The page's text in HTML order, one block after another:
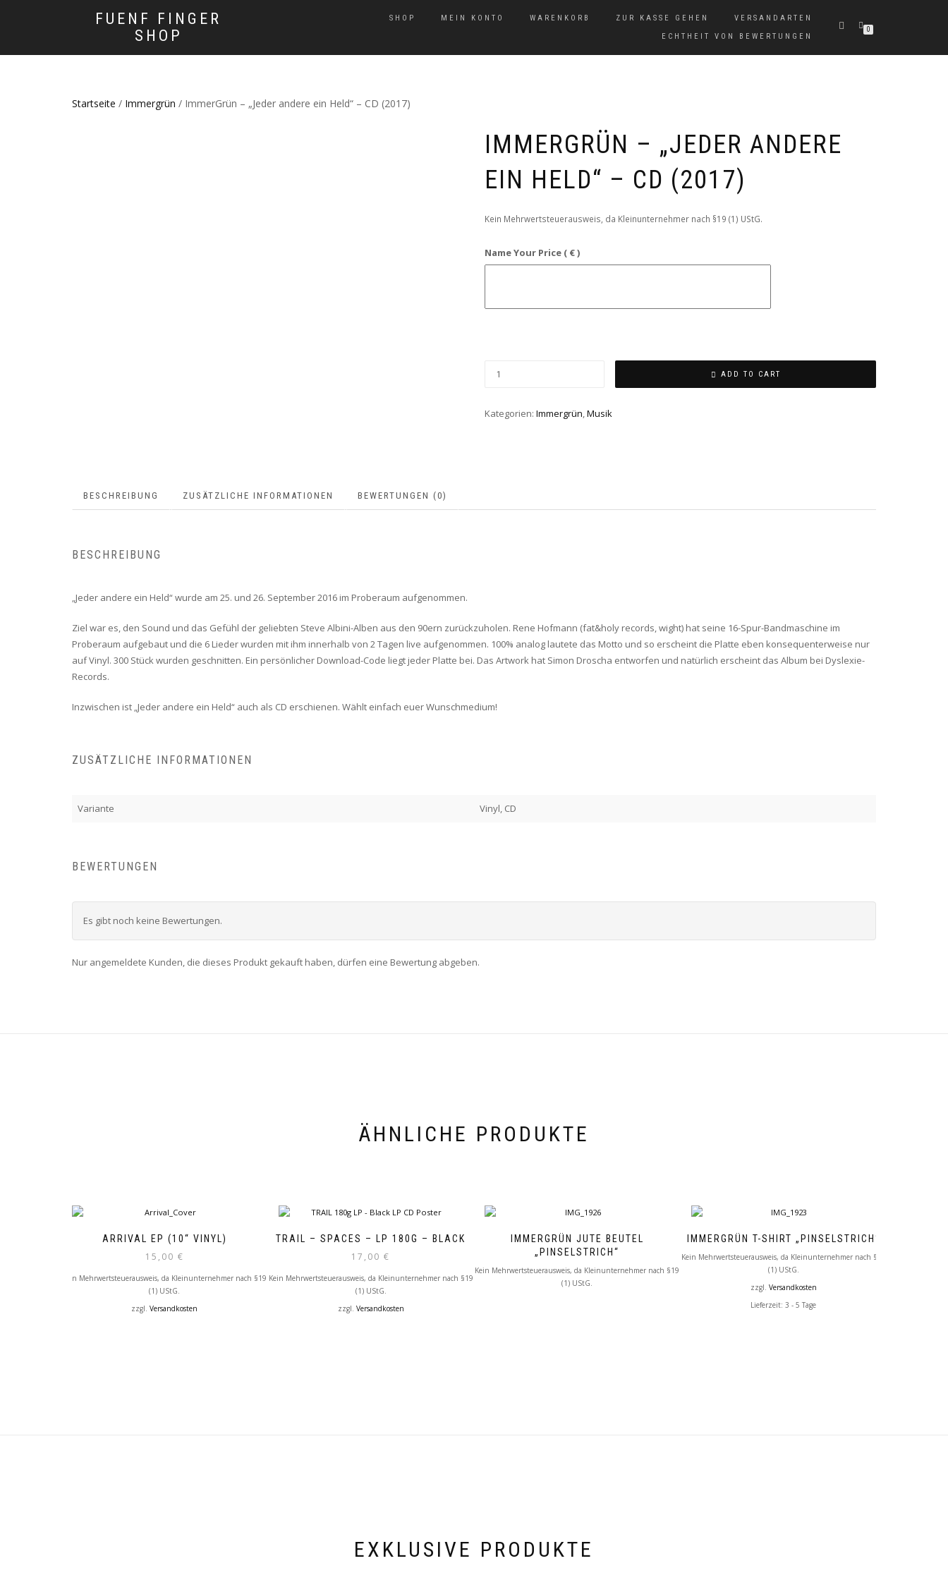
FUENF FINGER
SHOP
SHOP MEIN KONTO WARENKORB ZUR KASSE GEHEN
VERSANDARTEN
ECHTHEIT VON BEWERTUNGEN
0
Startseite / Immergrün / ImmerGrün – „Jeder andere ein Held“ – CD (2017)
IMMERGRÜN – „JEDER ANDERE
EIN HELD“ – CD (2017)
Kein Mehrwertsteuerausweis, da Kleinunternehmer nach §19 (1) UStG.
Name Your Price ( € )
ADD TO CART
Kategorien: Immergrün,Musik
BESCHREIBUNG ZUSÄTZLICHE INFORMATIONEN BEWERTUNGEN (0)
BESCHREIBUNG
„Jeder andere ein Held“ wurde am 25. und 26. September 2016 im Proberaum aufgenommen.
Ziel war es, den Sound und das Gefühl der geliebten Steve Albini-Alben aus den 90ern zurückzuholen. Rene Hofmann (fat&holy records, wight) hat seine 16-Spur-Bandmaschine im
Proberaum aufgebaut und die 6 Lieder wurden mit ihm innerhalb von 2 Tagen live aufgenommen. 100% analog lautete das Motto und so erscheint die Platte eben konsequenterweise nur
auf Vinyl. 300 Stück wurden geschnitten. Ein persönlicher Download-Code liegt jeder Platte bei. Das Artwork hat Simon Droscha entworfen und natürlich erscheint das Album bei Dyslexie-
Records.
Inzwischen ist „Jeder andere ein Held“ auch als CD erschienen. Wählt einfach euer Wunschmedium!
ZUSÄTZLICHE INFORMATIONEN
Variante Vinyl, CD
BEWERTUNGEN
Es gibt noch keine Bewertungen.
Nur angemeldete Kunden, die dieses Produkt gekauft haben, dürfen eine Bewertung abgeben.
ÄHNLICHE PRODUKTE
ARRIVAL EP (10“ VINYL)
15,00 €
Kein Mehrwertsteuerausweis, da Kleinunternehmer nach §19
(1) UStG.
zzgl.Versandkosten
TRAIL – SPACES – LP 180G – BLACK
17,00€
Kein Mehrwertsteuerausweis, da Kleinunternehmer nach §19
(1) UStG.
zzgl. Versandkosten
IMMERGRÜN JUTE BEUTEL
„PINSELSTRICH“
Kein Mehrwertsteuerausweis, da Kleinunternehmer nach §19
(1) UStG.
IMMERGRÜN T-SHIRT „PINSELSTRICH“
Kein Mehrwertsteuerausweis, da Kleinunternehmer nach §19
(1) UStG.
zzgl. Versandkosten
Lieferzeit: 3 - 5 Tage
EXKLUSIVE PRODUKTE